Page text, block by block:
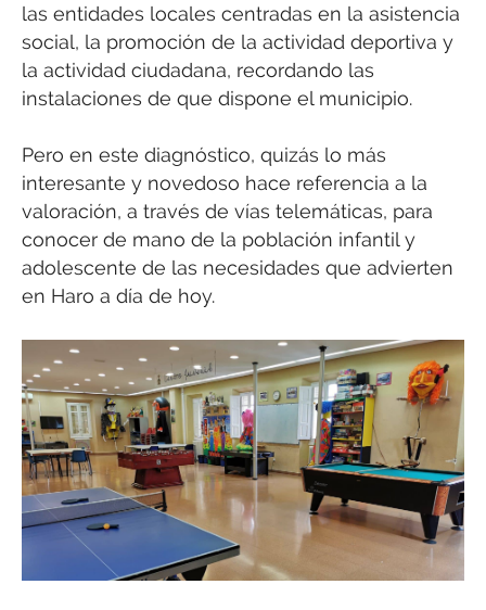
las entidades locales centradas en la asistencia
social, la promoción de la actividad deportiva y
la actividad ciudadana, recordando las
instalaciones de que dispone el municipio.
Pero en este diagnóstico, quizás lo más
interesante y novedoso hace referencia a la
valoración, a través de vías telemáticas, para
conocer de mano de la población infantil y
adolescente de las necesidades que advierten
en Haro a día de hoy.